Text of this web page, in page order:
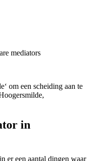
mediators
om een scheiding aan te
in
er een aantal dingen waar